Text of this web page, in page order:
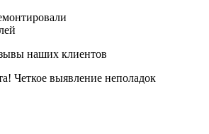
наших клиентов
Четкое выявление неполадок